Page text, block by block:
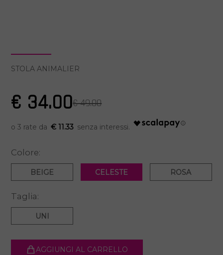
STOLA ANIMALIER
€ 34.00€ 49.00
€ 11.33
Colore:
BEIGE CELESTE ROSA
Taglia:
UNI
AGGIUNGI AL CARRELLO